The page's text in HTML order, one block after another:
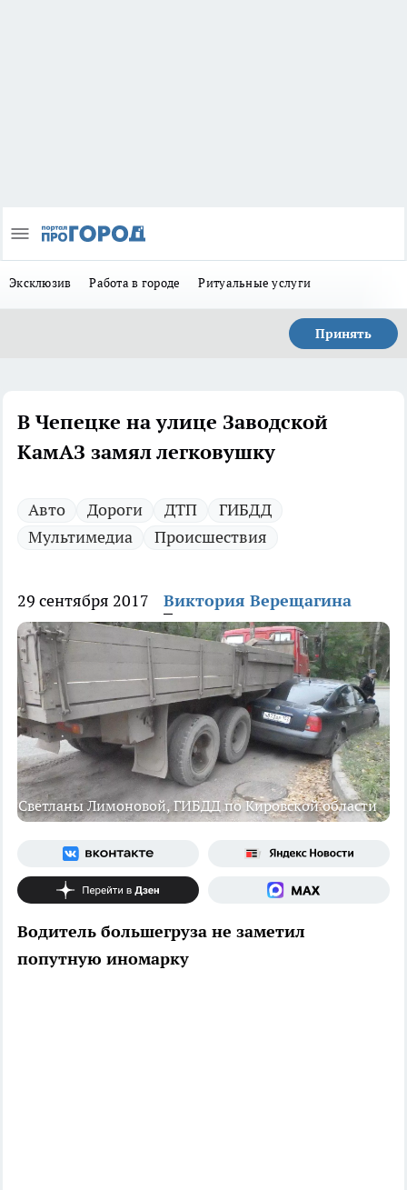
Эксклюзив Работа в городе Ритуальные услуги
Принять
В Чепецке на улице Заводской
КамАЗ замял легковушку
Авто Дороги ДТП
ГИБДД
Мультимедиа
Происшествия
29 сентября 2017 Виктория Верещагина
Светланы Лимоновой, ГИБДД по Кировской области
Водитель большегруза не заметил
попутную иномарку